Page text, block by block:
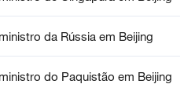
da Rússia em Beijing
do Paquistão em Beijing